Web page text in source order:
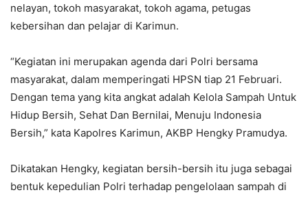
nelayan, tokoh masyarakat, tokoh agama, petugas
kebersihan dan pelajar di Karimun.
“Kegiatan ini merupakan agenda dari Polri bersama
masyarakat, dalam memperingati HPSN tiap 21 Februari.
Dengan tema yang kita angkat adalah Kelola Sampah Untuk
Hidup Bersih, Sehat Dan Bernilai, Menuju Indonesia
Bersih,” kata Kapolres Karimun, AKBP Hengky Pramudya.
Dikatakan Hengky, kegiatan bersih-bersih itu juga sebagai
bentuk kepedulian Polri terhadap pengelolaan sampah di